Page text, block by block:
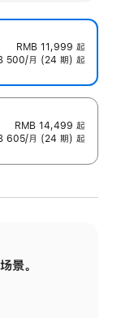
RMB 11,999 起
500/月 (24 期) 起
RMB 14,499 起
605/月 (24 期) 起
景。